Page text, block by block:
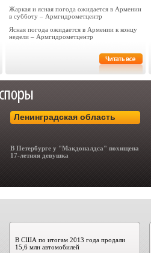
Жаркая и ясная погода ожидается в Армении
в субботу – Армгидрометцентр
Ясная погода ожидается в Армении к концу
недели – Армгидрометцентр
Ленинградская область
В Петербурге у "Макдоналдса" похищена
17-летняя девушка
В США по итогам 2013 года продали
15,6 млн автомобилей